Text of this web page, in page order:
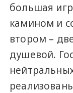
большая
камином и
втором –
душевой.